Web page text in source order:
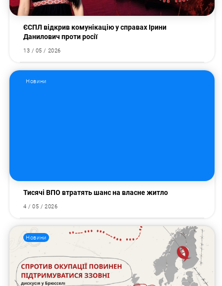
ЄСПЛ відкрив комунікацію у справах Ірини
Данилович проти росії
13 / 05 / 2026
Новини
Тисячі ВПО втратять шанс на власне житло
4 / 05 / 2026
Новини